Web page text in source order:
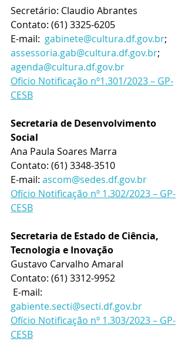
Secretário: Claudio Abrantes
Contato: (61) 3325-6205
E-mail: gabinete@cultura.df.gov.br;
assessoria.gab@cultura.df.gov.br;
agenda@cultura.df.gov.br
Oficio Notificação nº1.301/2023 – GP-
CESB
Secretaria de Desenvolvimento
Social
Ana Paula Soares Marra
Contato: (61) 3348-3510
E-mail: ascom@sedes.df.gov.br
Ofício Notificação nº 1.302/2023 – GP-
CESB
Secretaria de Estado de Ciência,
Tecnologia e Inovação
Gustavo Carvalho Amaral
Contato: (61) 3312-9952
E-mail:
gabiente.secti@secti.df.gov.br
Ofício Notificação nº 1.303/2023 – GP-
CESB